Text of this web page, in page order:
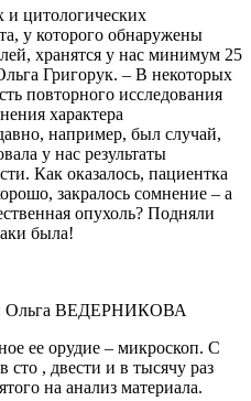
и цитологических
у которого обнаружены
хранятся у нас минимум 25
Григорук. – В некоторых
повторного исследования
характера
например, был случай,
у нас результаты
Как оказалось, пациентка
закралось сомнение – а
опухоль? Подняли
была!
Ольга ВЕДЕРНИКОВА
ее орудие – микроскоп. С
, двести и в тысячу раз
на анализ материала.